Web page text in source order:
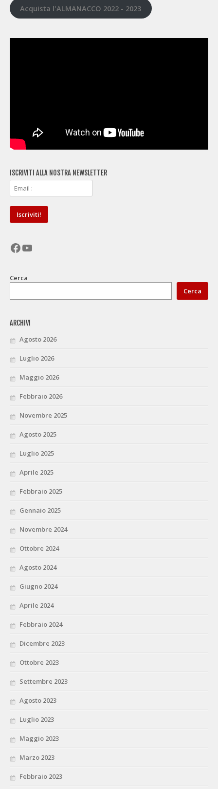
Acquista l'ALMANACCO 2022 - 2023
ISCRIVITI ALLA NOSTRA NEWSLETTER
Facebook
YouTube
Cerca
Cerca
ARCHIVI
Agosto 2026
Luglio 2026
Maggio 2026
Febbraio 2026
Novembre 2025
Agosto 2025
Luglio 2025
Aprile 2025
Febbraio 2025
Gennaio 2025
Novembre 2024
Ottobre 2024
Agosto 2024
Giugno 2024
Aprile 2024
Febbraio 2024
Dicembre 2023
Ottobre 2023
Settembre 2023
Agosto 2023
Luglio 2023
Maggio 2023
Marzo 2023
Febbraio 2023